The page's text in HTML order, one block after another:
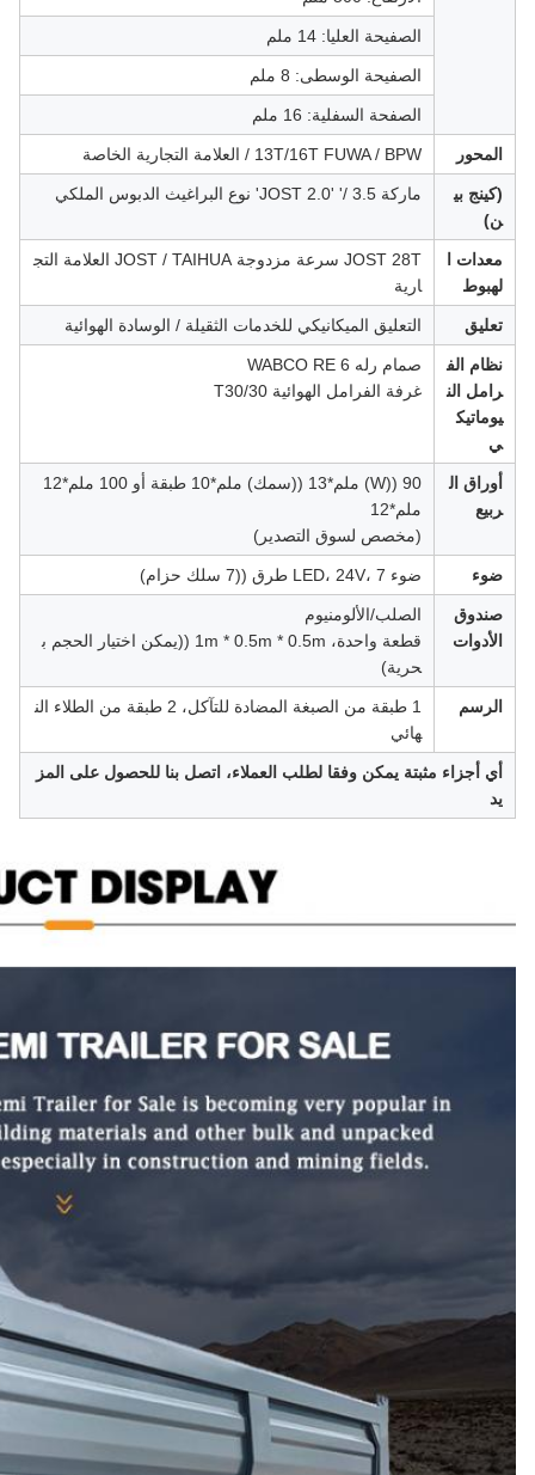
الصفيحة العليا: 14 ملم
الصفيحة الوسطى: 8 ملم
الصفحة السفلية: 16 ملم
المحور 13T/16T FUWA / BPW / العلامة التجارية الخاصة
(كينج بي
ن)
ماركة JOST 2.0' '/ 3.5' نوع البراغيث الدبوس الملكي
معدات ا
لهبوط
JOST 28T سرعة مزدوجة JOST / TAIHUA العلامة التج
ارية
تعليق التعليق الميكانيكي للخدمات الثقيلة / الوسادة الهوائية
نظام الف
رامل الن
يوماتيك
ي
صمام رله WABCO RE 6
غرفة الفرامل الهوائية T30/30
أوراق ال
ربيع
90 ((W) ملم*13 ((سمك) ملم*10 طبقة أو 100 ملم*12
ملم*12
(مخصص لسوق التصدير)
ضوء ضوء LED، 24V، 7 طرق ((7 سلك حزام)
صندوق
الأدوات
الصلب/الألومنيوم
قطعة واحدة، 1m * 0.5m * 0.5m ((يمكن اختيار الحجم ب
حرية)
الرسم
1 طبقة من الصبغة المضادة للتآكل، 2 طبقة من الطلاء الن
هائي
أي أجزاء مثبتة يمكن وفقا لطلب العملاء، اتصل بنا للحصول على المز
يد